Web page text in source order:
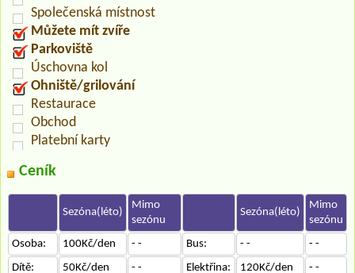
Společenská místnost
Můžete mít zvíře
Parkoviště
Úschovna kol
Ohniště/grilování
Restaurace
Obchod
Platební karty
Ceník
Sezóna(léto)
Mimo
sezónu
Sezóna(léto)
Mimo
sezónu
Osoba:
100Kč/den - - Bus: - -
- -
Dítě:
50Kč/den - - Elektřina: 120Kč/den - -